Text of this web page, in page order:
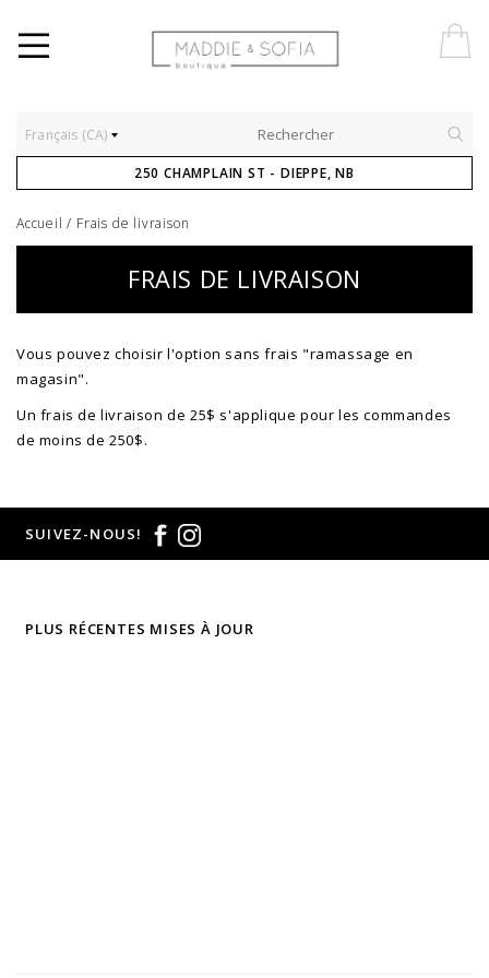
Français (CA)
250 CHAMPLAIN ST - DIEPPE, NB
Accueil / Frais de livraison
FRAIS DE LIVRAISON
Vous pouvez choisir l'option sans frais "ramassage en
magasin".
Un frais de livraison de 25$ s'applique pour les commandes
de moins de 250$.
SUIVEZ-NOUS!
PLUS RÉCENTES MISES À JOUR